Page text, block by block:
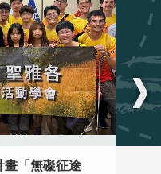
畫「無礙征途